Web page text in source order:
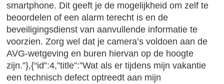
smartphone. Dit geeft je de mogelijkheid om zelf te
beoordelen of een alarm terecht is en de
beveiligingsdienst van aanvullende informatie te
voorzien. Zorg wel dat je camera’s voldoen aan de
AVG-wetgeving en buren hiervan op de hoogte
zijn.”},{“id”:4,”title”:”Wat als er tijdens mijn vakantie
een technisch defect optreedt aan mijn